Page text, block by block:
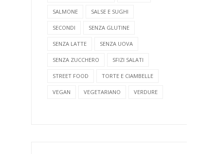
SALMONE SALSE E SUGHI
SECONDI SENZA GLUTINE
SENZA LATTE SENZA UOVA
SENZA ZUCCHERO SFIZI SALATI
STREET FOOD TORTE E CIAMBELLE
VEGAN VEGETARIANO VERDURE